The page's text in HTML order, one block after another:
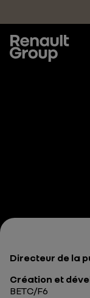
Directeur de la
Création et
BETC/F6